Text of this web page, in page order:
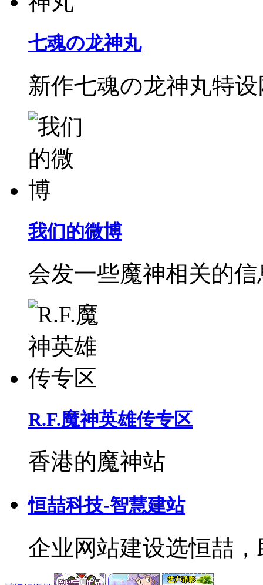
七魂の龙神丸
新作七魂の龙神丸特
我们的微博
会发一些魔神相关的信
R.F.魔神英雄传专区
香港的魔神站
恒喆科技-智慧建站
企业网站建设选恒喆